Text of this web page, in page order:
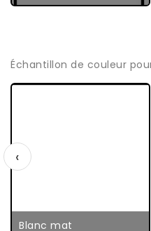
Échantillon de couleur
Blanc mat
‹